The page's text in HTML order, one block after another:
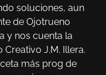
soluciones, aun
de Ojotrueno
y nos cuenta la
J.M. Illera.
más prog de